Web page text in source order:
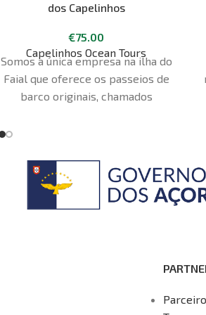
dos Capelinhos
€75.00
Capelinhos Ocean Tours
Somos a única empresa na ilha do
Faial que oferece os passeios de
barco originais, chamados
parceiros do Parque Natural dos
queremos partilhar contigo a
beleza única da nossa ilha e o
monumento natural vulcão dos
é entre as 15h00 em setembro e
novo edifício, UNIDADE B-4, perto